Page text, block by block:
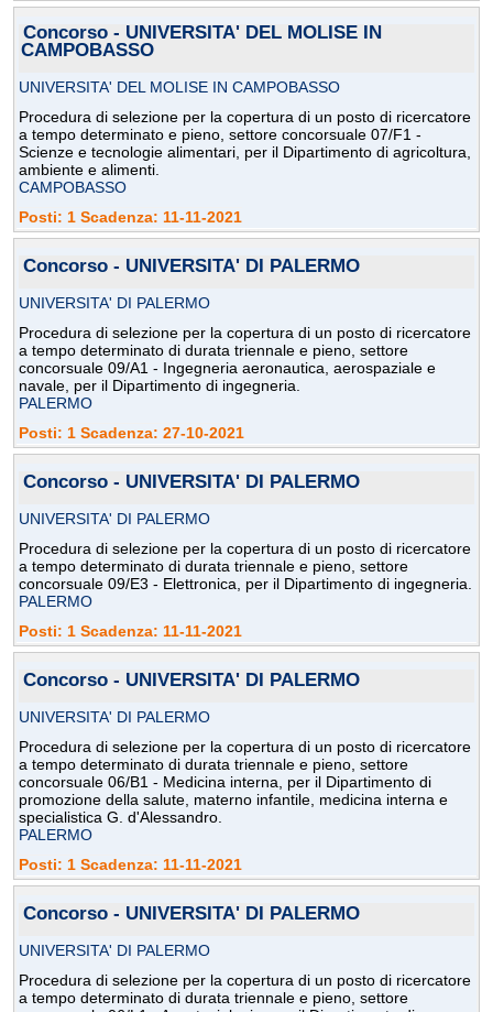
Concorso - UNIVERSITA' DEL MOLISE IN
CAMPOBASSO
UNIVERSITA' DEL MOLISE IN CAMPOBASSO
Procedura di selezione per la copertura di un posto di ricercatore
a tempo determinato e pieno, settore concorsuale 07/F1 -
Scienze e tecnologie alimentari, per il Dipartimento di agricoltura,
ambiente e alimenti.
CAMPOBASSO
Posti: 1 Scadenza: 11-11-2021
Concorso - UNIVERSITA' DI PALERMO
UNIVERSITA' DI PALERMO
Procedura di selezione per la copertura di un posto di ricercatore
a tempo determinato di durata triennale e pieno, settore
concorsuale 09/A1 - Ingegneria aeronautica, aerospaziale e
navale, per il Dipartimento di ingegneria.
PALERMO
Posti: 1 Scadenza: 27-10-2021
Concorso - UNIVERSITA' DI PALERMO
UNIVERSITA' DI PALERMO
Procedura di selezione per la copertura di un posto di ricercatore
a tempo determinato di durata triennale e pieno, settore
concorsuale 09/E3 - Elettronica, per il Dipartimento di ingegneria.
PALERMO
Posti: 1 Scadenza: 11-11-2021
Concorso - UNIVERSITA' DI PALERMO
UNIVERSITA' DI PALERMO
Procedura di selezione per la copertura di un posto di ricercatore
a tempo determinato di durata triennale e pieno, settore
concorsuale 06/B1 - Medicina interna, per il Dipartimento di
promozione della salute, materno infantile, medicina interna e
specialistica G. d'Alessandro.
PALERMO
Posti: 1 Scadenza: 11-11-2021
Concorso - UNIVERSITA' DI PALERMO
UNIVERSITA' DI PALERMO
Procedura di selezione per la copertura di un posto di ricercatore
a tempo determinato di durata triennale e pieno, settore